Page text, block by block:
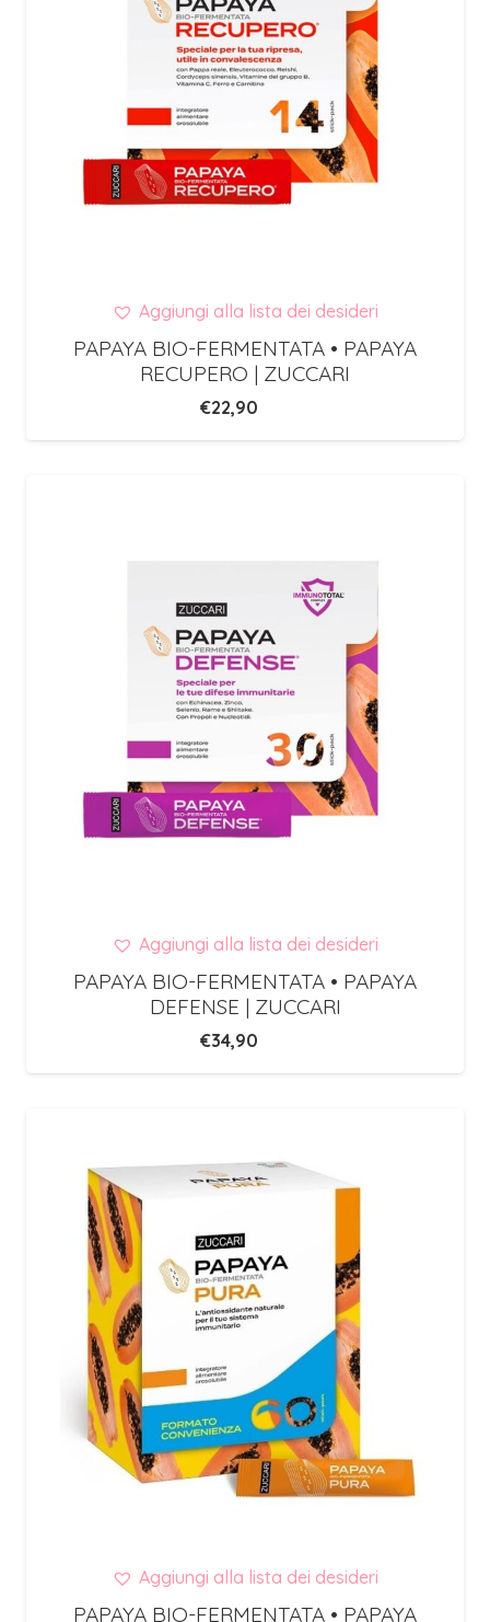
Aggiungi alla lista dei desideri
PAPAYA BIO-FERMENTATA • PAPAYA
RECUPERO | ZUCCARI
€22,90
Aggiungi alla lista dei desideri
PAPAYA BIO-FERMENTATA • PAPAYA
DEFENSE | ZUCCARI
€34,90
Aggiungi alla lista dei desideri
PAPAYA BIO-FERMENTATA • PAPAYA